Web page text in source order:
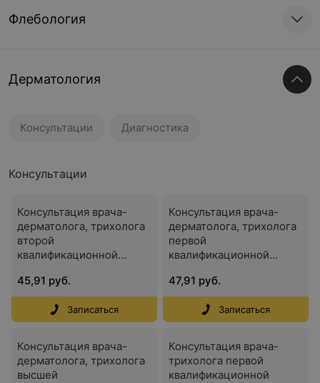
Флебология
Дерматология
Консультации Диагностика
Консультации
Консультация врача-
дерматолога, трихолога
второй
квалификационной
45,91 руб.
Записаться
Консультация врача-
дерматолога, трихолога
первой
квалификационной
47,91 руб.
Записаться
Консультация врача-
дерматолога, трихолога
высшей
Консультация врача-
трихолога первой
квалификационной